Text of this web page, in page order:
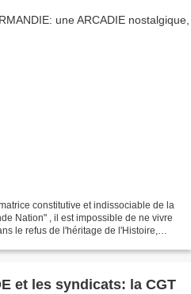
constitutive et indissociable de la
Nation" , il est impossible de ne vivre
le refus de l'héritage de l'Histoire,
et les syndicats: la CGT